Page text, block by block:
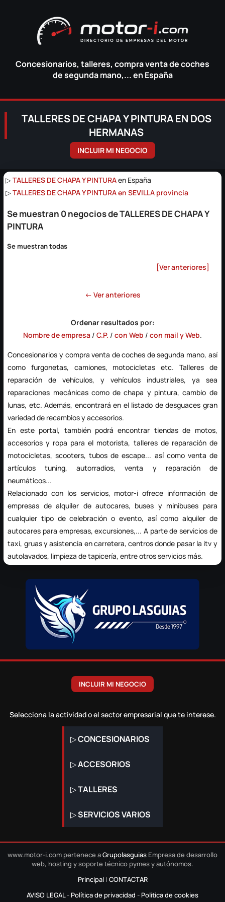
Concesionarios, talleres, compra venta de coches
de segunda mano,... en España
TALLERES DE CHAPA Y PINTURA EN DOS
HERMANAS
INCLUIR MI NEGOCIO
▷TALLERES DE CHAPA Y PINTURAen España
▷TALLERES DE CHAPA Y PINTURA en SEVILLA provincia
Se muestran 0 negocios de TALLERES DE CHAPA Y
PINTURA
Se muestran todas
[Ver anteriores]
← Ver anteriores
Ordenar resultados por:
Nombre de empresa / C.P. / con Web / con mail y Web.
Concesionarios y compra venta de coches de segunda mano, así
como furgonetas, camiones, motocicletas etc. Talleres de
reparación de vehículos, y vehículos industriales, ya sea
reparaciones mecánicas como de chapa y pintura, cambio de
lunas, etc. Además, encontrará en el listado dedesguaces gran
variedad de recambios y accesorios.
En este portal, también podrá encontrar tiendas de motos,
accesorios y ropa para el motorista, talleres de reparación de
motocicletas, scooters, tubos de escape... así como venta de
artículos tuning, autorradios, venta y reparación de
neumáticos...
Relacionado con los servicios, motor-i ofrece información de
empresas dealquiler de autocares, buses y minibuses para
cualquier tipo de celebración o evento, así como alquiler de
autocares para empresas, excursiones,... A parte de servicios de
taxi, gruas y asistencia en carretera, centros donde pasar la itv y
autolavados, limpieza de tapicería, entre otros servicios más.
INCLUIR MI NEGOCIO
Selecciona la actividad o el sector empresarial que te interese.
▷CONCESIONARIOS
▷ACCESORIOS
▷TALLERES
▷SERVICIOS VARIOS
www.motor-i.com pertenece aGrupolasguias Empresa de desarrollo
web, hosting y soporte técnico pymes y autónomos.
Principal| CONTACTAR
AVISO LEGAL- Política de privacidad - Política de cookies